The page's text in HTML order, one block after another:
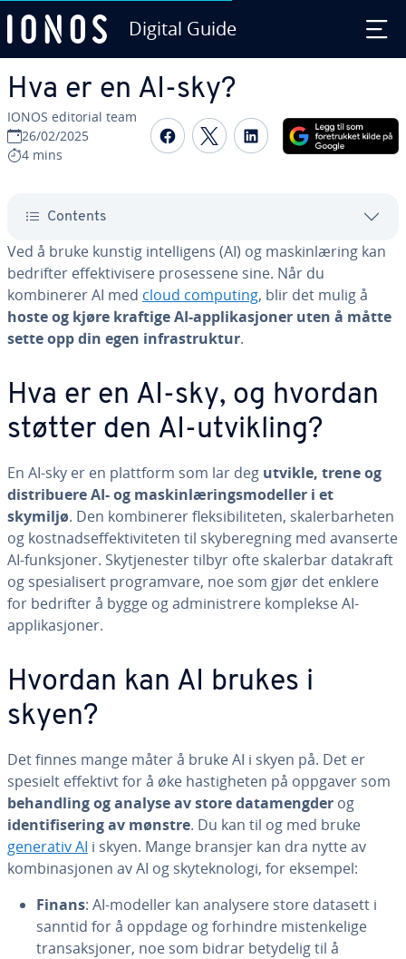
Digital Guide
Hva er en AI-sky?
IONOS editorial team
26/02/2025
4 mins
Share on Facebook
Share on Twitter
Share on
Contents
Ved å bruke kunstig intelligens (AI) og maskinlæring kan
bedrifter effektivisere prosessene sine. Når du
kombinerer AI med cloud computing, blir det mulig å
hoste og kjøre kraftige AI-applikasjoner uten å måtte
sette opp din egen infrastruktur.
Hva er en AI-sky, og hvordan
støtter den AI-utvikling?
En AI-sky er en plattform som lar deg utvikle, trene og
distribuere AI- og maskinlæringsmodeller i et
skymiljø. Den kombinerer fleksibiliteten, skalerbarheten
og kostnadseffektiviteten til skyberegning med avanserte
AI-funksjoner. Skytjenester tilbyr ofte skalerbar datakraft
og spesialisert programvare, noe som gjør det enklere
for bedrifter å bygge og administrere komplekse AI-
applikasjoner.
Hvordan kan AI brukes i
skyen?
Det finnes mange måter å bruke AI i skyen på. Det er
spesielt effektivt for å øke hastigheten på oppgaver som
behandling og analyse av store datamengder og
identifisering av mønstre. Du kan til og med bruke
generativ AI i skyen. Mange bransjer kan dra nytte av
kombinasjonen av AI og skyteknologi, for eksempel:
Finans: AI-modeller kan analysere store datasett i
sanntid for å oppdage og forhindre mistenkelige
transaksjoner, noe som bidrar betydelig til å